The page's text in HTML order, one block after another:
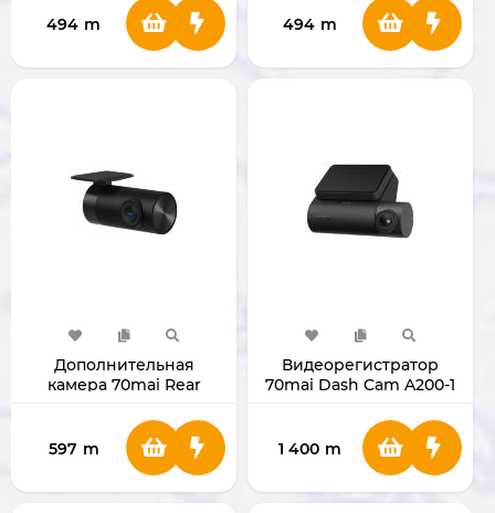
494 m 494 m
Дополнительная
камера 70mai Rear
597 m
Видеорегистратор
70mai Dash Cam A200-1
1 400 m